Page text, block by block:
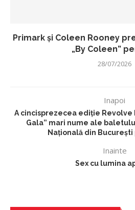
Primark și Coleen Rooney
„By Coleen”
28/07/2026
Inapoi
A cincisprezecea ediţie Revolve
Gala” mari nume ale
Naţională din București
Inainte
Sex cu lumina